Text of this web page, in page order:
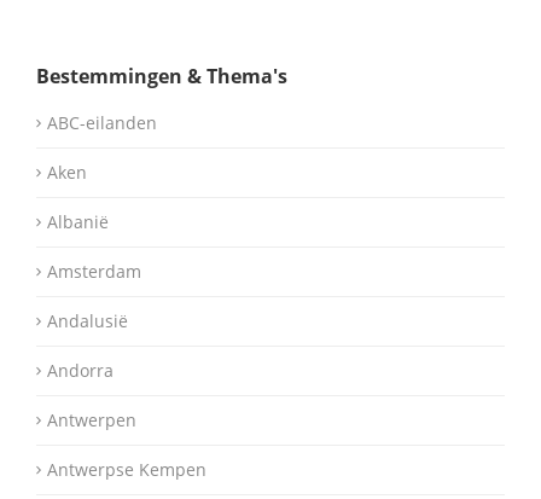
Bestemmingen & Thema's
ABC-eilanden
Aken
Albanië
Amsterdam
Andalusië
Andorra
Antwerpen
Antwerpse Kempen